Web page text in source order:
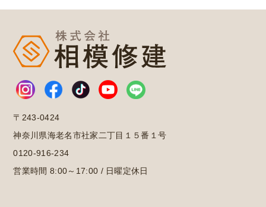
〒243-0424
神奈川県海老名市社家二丁目１５番１号
0120-916-234
営業時間 8:00～17:00 / 日曜定休日